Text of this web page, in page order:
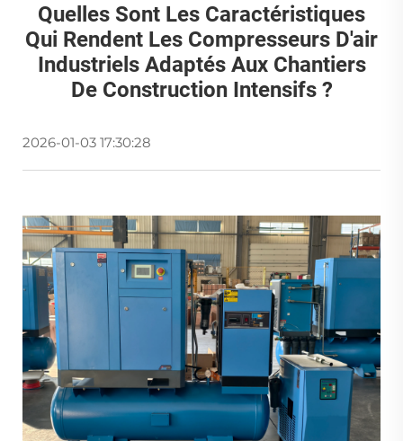
Quelles Sont Les Caractéristiques
Qui Rendent Les Compresseurs D'air
Industriels Adaptés Aux Chantiers
De Construction Intensifs ?
2026-01-03 17:30:28